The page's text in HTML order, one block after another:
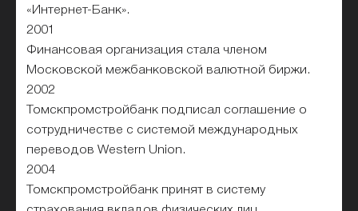
«Интернет-Банк».
2001
Финансовая организация стала членом
Московской межбанковской валютной биржи.
2002
Томскпромстройбанк подписал соглашение о
сотрудничестве с системой международных
переводов Western Union.
2004
Томскпромстройбанк принят в систему